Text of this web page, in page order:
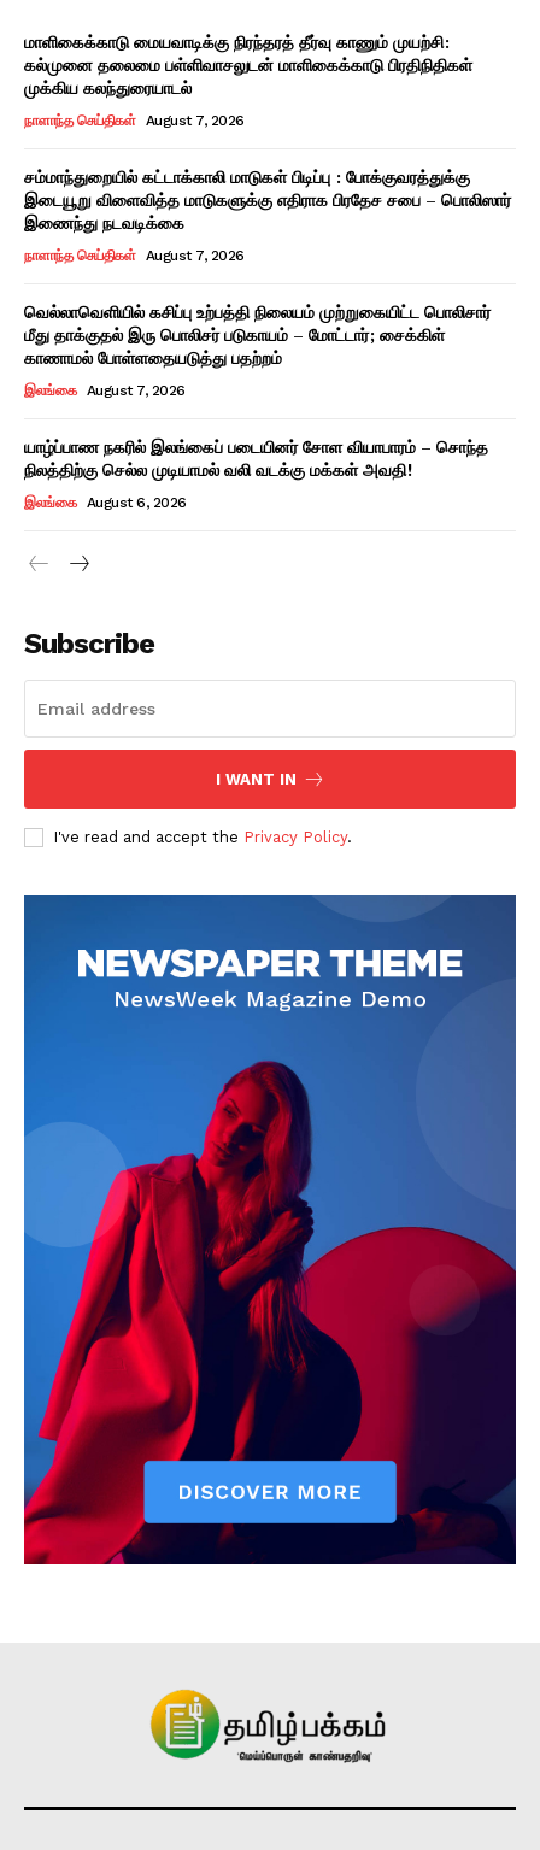
மாளிகைக்காடு மையவாடிக்கு நிரந்தரத் தீர்வு காணும் முயற்சி:
கல்முனை தலைமை பள்ளிவாசலுடன் மாளிகைக்காடு பிரதிநிதிகள்
முக்கிய கலந்துரையாடல்
நாளாந்த செய்திகள் August 7, 2026
சம்மாந்துறையில் கட்டாக்காலி மாடுகள் பிடிப்பு : போக்குவரத்துக்கு
இடையூறு விளைவித்த மாடுகளுக்கு எதிராக பிரதேச சபை – பொலிஸார்
இணைந்து நடவடிக்கை
நாளாந்த செய்திகள் August 7, 2026
வெல்லாவெளியில் கசிப்பு உற்பத்தி நிலையம் முற்றுகையிட்ட பொலிசார்
மீது தாக்குதல் இரு பொலிசர் படுகாயம் – மோட்டார்; சைக்கிள்
காணாமல் போள்ளதையடுத்து பதற்றம்
இலங்கை August 7, 2026
யாழ்ப்பாண நகரில் இலங்கைப் படையினர் சோள வியாபாரம் – சொந்த
நிலத்திற்கு செல்ல முடியாமல் வலி வடக்கு மக்கள் அவதி!
இலங்கை August 6, 2026
Subscribe
I WANT IN
I've read and accept the Privacy Policy.